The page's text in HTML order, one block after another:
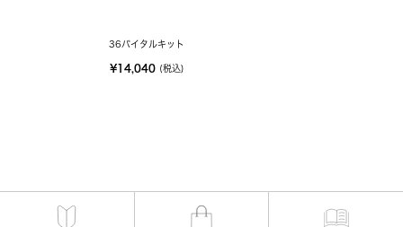
36バイタルキット
¥14,040 (税込)